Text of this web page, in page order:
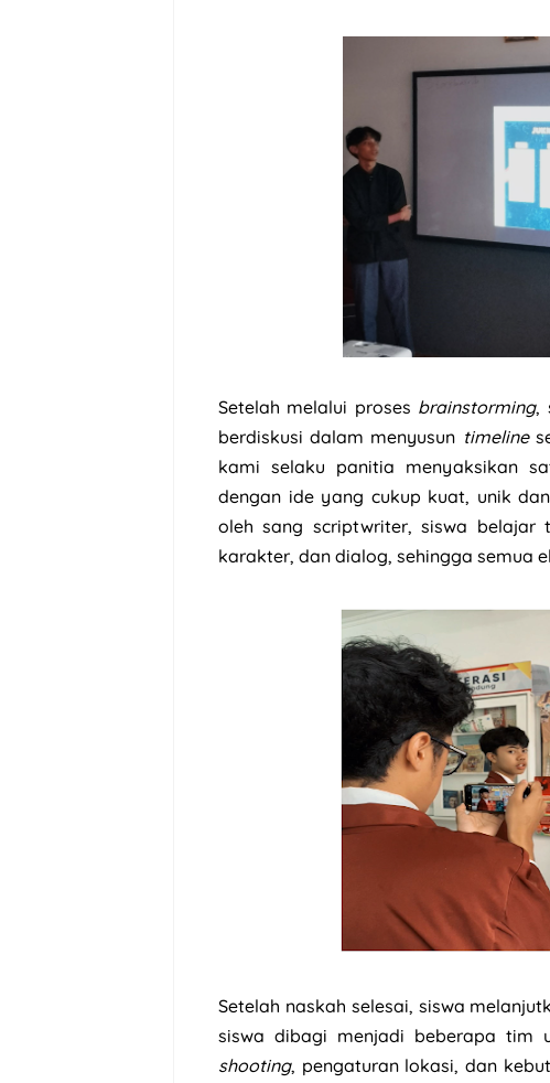
Setelah melalui proses brainstorming,
berdiskusi dalam menyusun timeline
kami selaku panitia menyaksikan
dengan ide yang cukup kuat, unik
oleh sang scriptwriter, siswa belajar
karakter, dan dialog, sehingga semua
Setelah naskah selesai, siswa
siswa dibagi menjadi beberapa tim
shooting, pengaturan lokasi, dan